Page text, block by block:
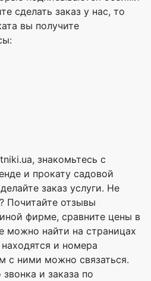
сделать заказ у нас, то
вы получите
знакомьтесь с
и прокату садовой
заказ услуги. Не
Почитайте отзывы
фирме, сравните цены в
можно найти на страницах
и номера
с ними можно связаться.
звонка и заказа по